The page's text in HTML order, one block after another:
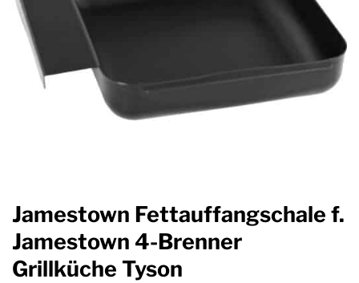
Jamestown Fettauffangschale f.
Jamestown 4-Brenner
Grillküche Tyson